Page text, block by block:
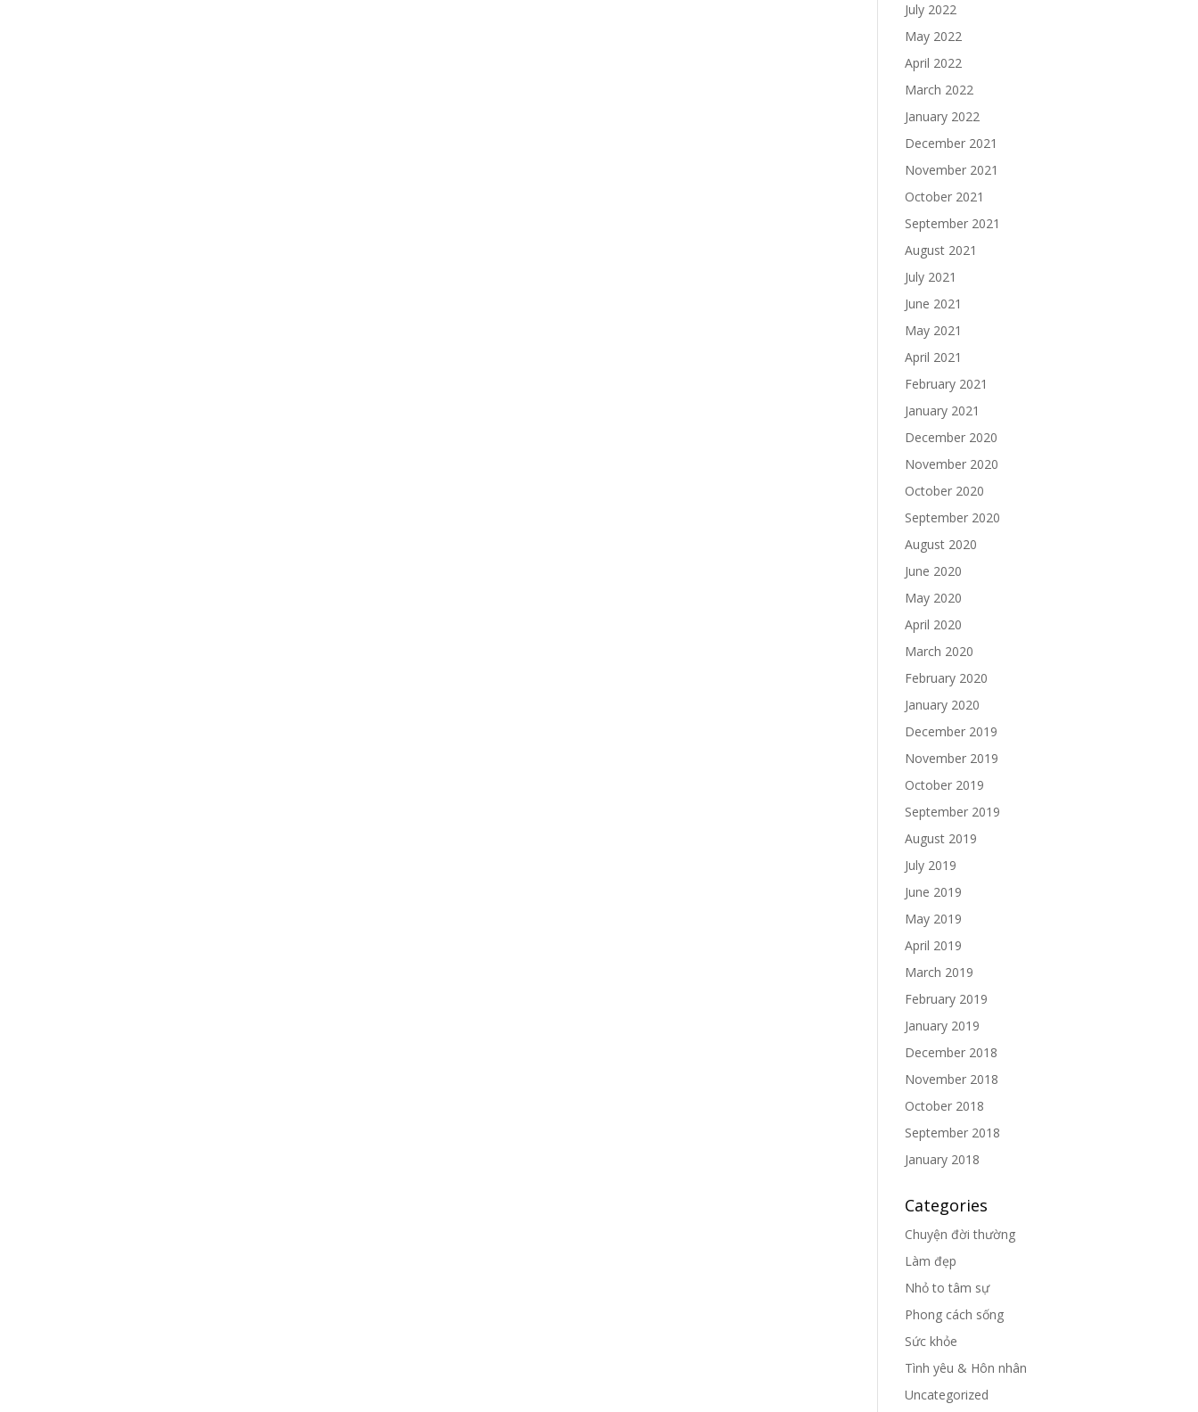
July 2022
May 2022
April 2022
March 2022
January 2022
December 2021
November 2021
October 2021
September 2021
August 2021
July 2021
June 2021
May 2021
April 2021
February 2021
January 2021
December 2020
November 2020
October 2020
September 2020
August 2020
June 2020
May 2020
April 2020
March 2020
February 2020
January 2020
December 2019
November 2019
October 2019
September 2019
August 2019
July 2019
June 2019
May 2019
April 2019
March 2019
February 2019
January 2019
December 2018
November 2018
October 2018
September 2018
January 2018
Categories
Chuyện đời thường
Làm đẹp
Nhỏ to tâm sự
Phong cách sống
Sức khỏe
Tình yêu & Hôn nhân
Uncategorized